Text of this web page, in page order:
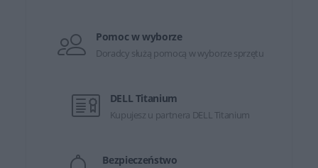
Pomoc w wyborze
Doradcy służą pomocą w wyborze sprzętu
DELL Titanium
Kupujesz u partnera DELL Titanium
Bezpieczeństwo